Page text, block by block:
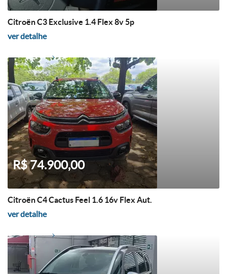
Citroën C3 Exclusive 1.4 Flex 8v 5p
ver detalhe
R$ 74.900,00
Citroën C4 Cactus Feel 1.6 16v Flex Aut.
ver detalhe